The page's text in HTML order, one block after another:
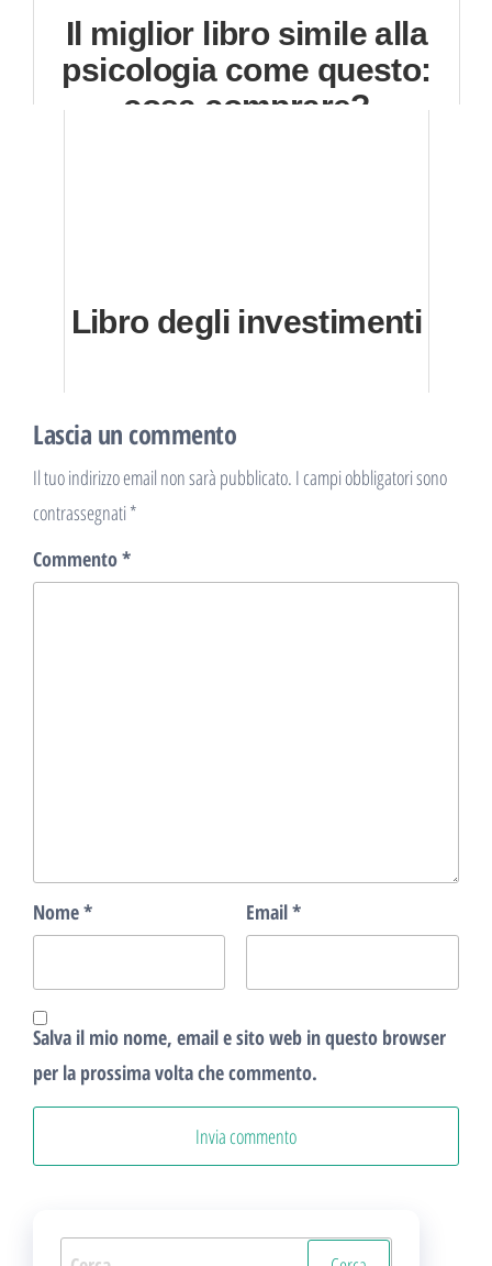
Il miglior libro simile alla
psicologia come questo:
cosa comprare?
Libro degli investimenti
Lascia un commento
Il tuo indirizzo email non sarà pubblicato. I campi obbligatori sono
contrassegnati*
Commento*
Nome* Email*
Salva il mio nome, email e sito web in questo browser
per la prossima volta che commento.
Ricerca